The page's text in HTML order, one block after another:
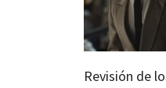
Revisión de